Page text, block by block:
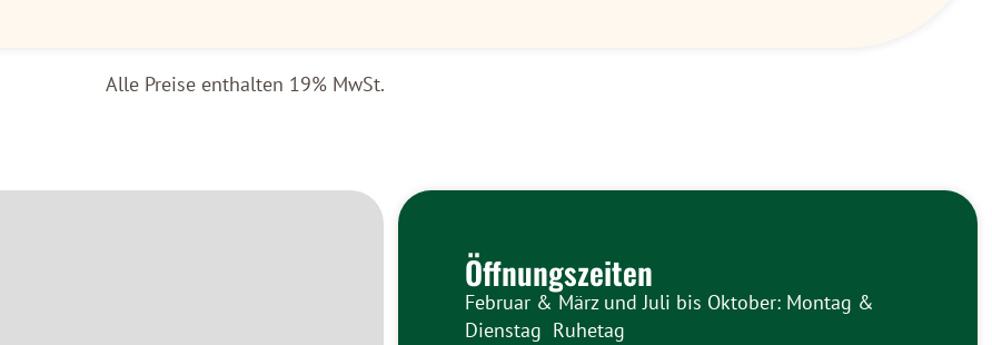
Alle Preise enthalten 19% MwSt.
Öffnungszeiten
Februar & März und Juli bis Oktober: Montag &
Dienstag Ruhetag